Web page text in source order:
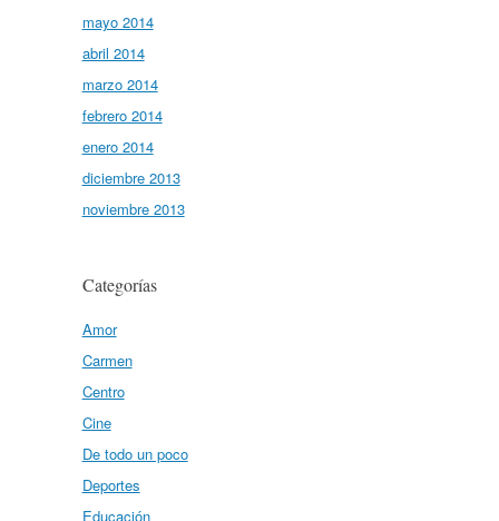
mayo 2014
abril 2014
marzo 2014
febrero 2014
enero 2014
diciembre 2013
noviembre 2013
Categorías
Amor
Carmen
Centro
Cine
De todo un poco
Deportes
Educación